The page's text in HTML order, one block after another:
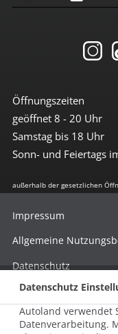
Öffnungszeiten
geöffnet 8 - 20 Uhr
Samstag bis 18 Uhr
Sonn- und Feiertags
außerhalb der gesetzlichen
Impressum
Allgemeine
Datenschutz
Hinweisgebersystem
Beschwerde nach LkSG
Datenschutz
Autoland verwendet
Datenverarbeitung.